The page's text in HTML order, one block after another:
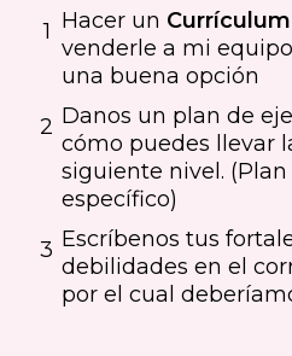
1 Hacer un
venderle a mi
una buena opción
2 Danos un plan de
cómo puedes llevar
siguiente nivel.
específico)
3 Escríbenos tus
debilidades en el
por el cual